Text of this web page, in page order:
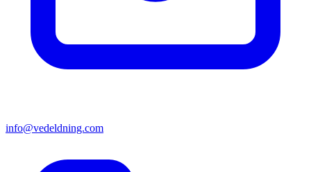
info@vedeldning.com